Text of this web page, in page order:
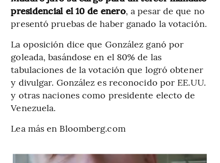
presidencial el 10 de enero, a pesar de que no
presentó pruebas de haber ganado la votación.
La oposición dice que González ganó por
goleada, basándose en el 80% de las
tabulaciones de la votación que logró obtener
y divulgar. González es reconocido por EE.UU.
y otras naciones como presidente electo de
Venezuela.
Lea más en Bloomberg.com